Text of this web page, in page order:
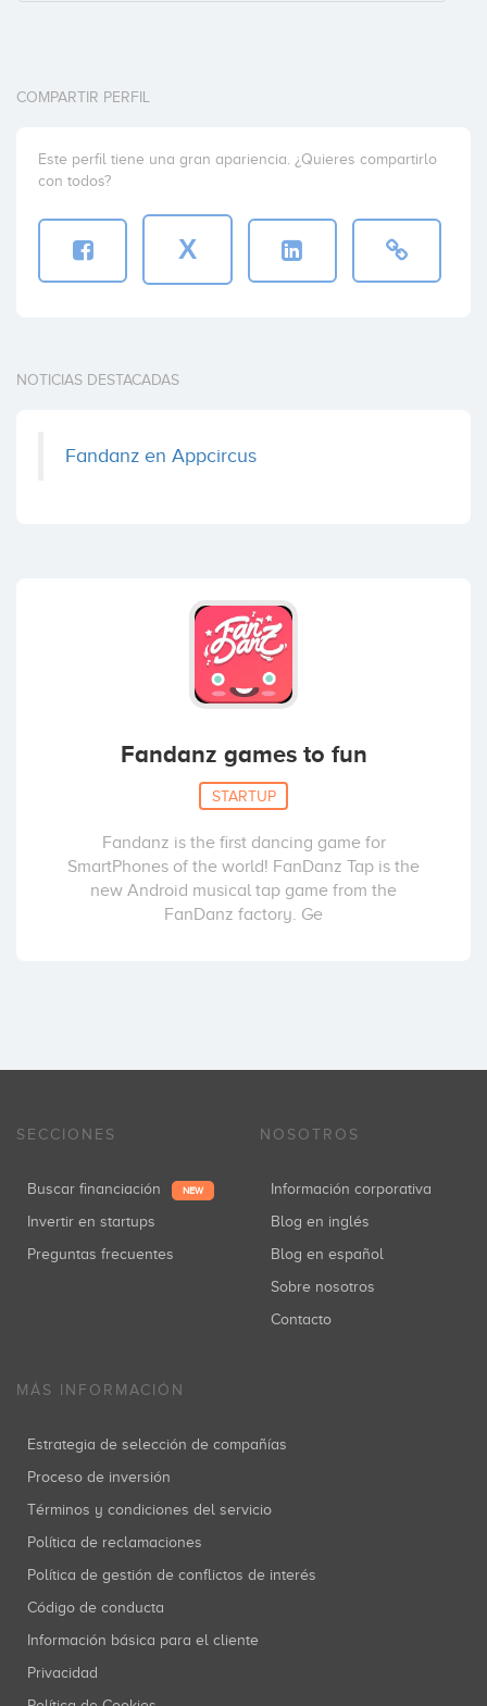
COMPARTIR PERFIL
Este perfil tiene una gran apariencia. ¿Quieres compartirlo
con todos?
X
NOTICIAS DESTACADAS
Fandanz en Appcircus
Fandanz games to fun
STARTUP
Fandanz is the first dancing game for
SmartPhones of the world! FanDanz Tap is the
new Android musical tap game from the
FanDanz factory. Ge
SECCIONES
Buscar financiación NEW
Invertir en startups
Preguntas frecuentes
NOSOTROS
Información corporativa
Blog en inglés
Blog en español
Sobre nosotros
Contacto
MÁS INFORMACIÓN
Estrategia de selección de compañías
Proceso de inversión
Términos y condiciones del servicio
Política de reclamaciones
Política de gestión de conflictos de interés
Código de conducta
Información básica para el cliente
Privacidad